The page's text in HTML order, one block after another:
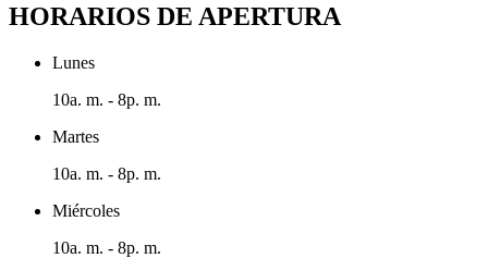
HORARIOS DE APERTURA
Lunes
10a. m. - 8p. m.
Martes
10a. m. - 8p. m.
Miércoles
10a. m. - 8p. m.